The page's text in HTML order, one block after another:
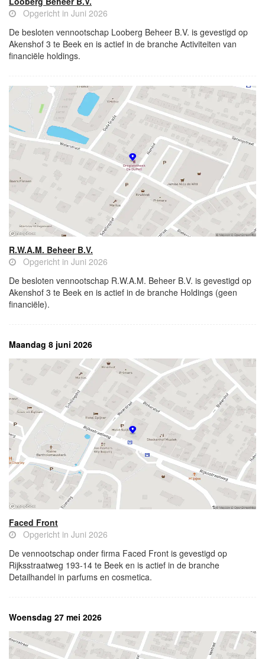
Opgericht in Juni 2026
De besloten vennootschap Looberg Beheer B.V. is gevestigd op
Akenshof 3 te Beek en is actief in de branche Activiteiten van
financiële holdings.
R.W.A.M. Beheer B.V.
Opgericht in Juni 2026
De besloten vennootschap R.W.A.M. Beheer B.V. is gevestigd op
Akenshof 3 te Beek en is actief in de branche Holdings (geen
financiële).
Maandag 8 juni 2026
Faced Front
Opgericht in Juni 2026
De vennootschap onder firma Faced Front is gevestigd op
Rijksstraatweg 193-14 te Beek en is actief in de branche
Detailhandel in parfums en cosmetica.
Woensdag 27 mei 2026